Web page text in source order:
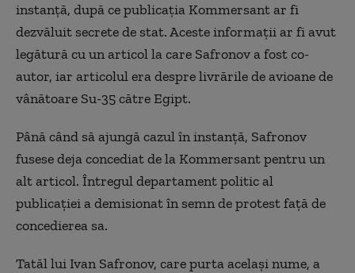
instanță, după ce publicația Kommersant ar fi
dezvăluit secrete de stat. Aceste informații ar fi avut
legătură cu un articol la care Safronov a fost co-
autor, iar articolul era despre livrările de avioane de
vânătoare Su-35 către Egipt.
Până când să ajungă cazul în instanță, Safronov
fusese deja concediat de la Kommersant pentru un
alt articol. Întregul departament politic al
publicației a demisionat în semn de protest față de
concedierea sa.
Tatăl lui Ivan Safronov, care purta același nume, a